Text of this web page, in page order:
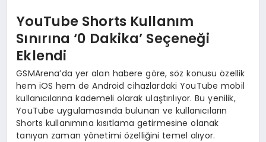
YouTube Shorts Kullanım
Sınırına ‘0 Dakika’ Seçeneği
Eklendi
GSMArena’da yer alan habere göre, söz konusu özellik
hem iOS hem de Android cihazlardaki YouTube mobil
kullanıcılarına kademeli olarak ulaştırılıyor. Bu yenilik,
YouTube uygulamasında bulunan ve kullanıcıların
Shorts kullanımına kısıtlama getirmesine olanak
tanıyan zaman yönetimi özelliğini temel alıyor.